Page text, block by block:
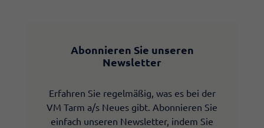
Abonnieren Sie unseren
Newsletter
Erfahren Sie regelmäßig, was es bei der
VM Tarm a/s Neues gibt. Abonnieren Sie
einfach unseren Newsletter, indem Sie